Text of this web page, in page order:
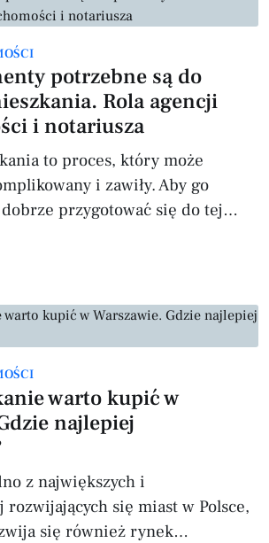
nieruchomości jest
to, jak szybko uda nam się
Dlatego przed podjęciem
warto
potrzebne są do
Rola agencji
i notariusza
to proces, który może
i zawiły. Aby go
przygotować się do tej
pełnią agencje
wszystkie kluczowe aspekty
dzięki którym sprzedaż
mieszkania wymaga
dokumentów dotyc
warto kupić w
najlepiej
z największych i
się miast w Polsce,
się również rynek